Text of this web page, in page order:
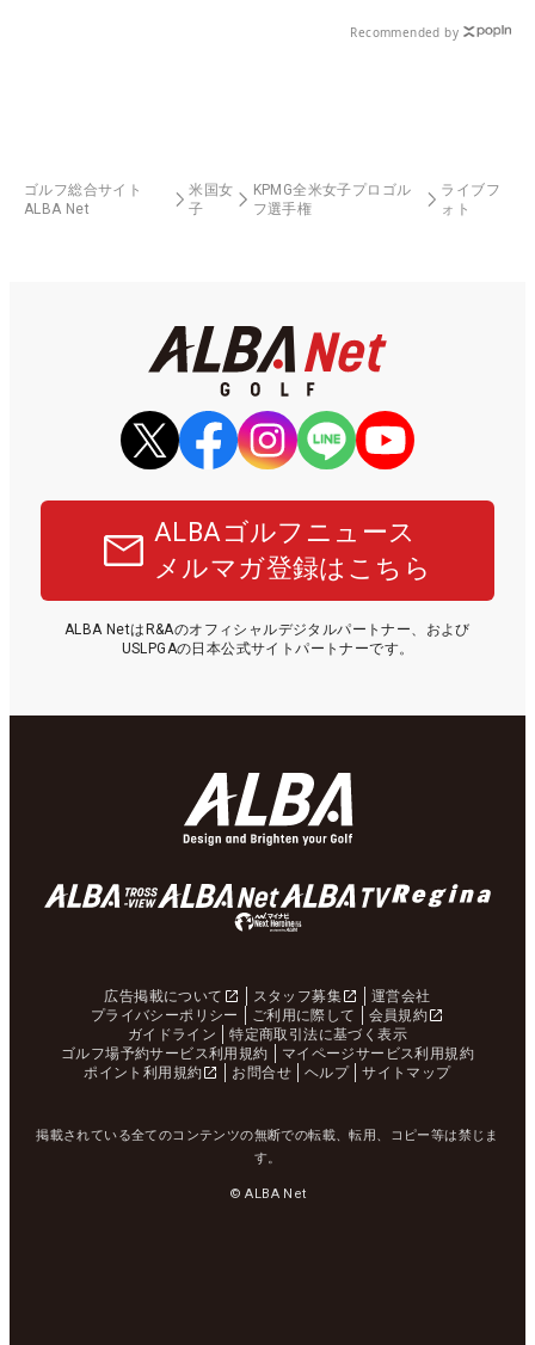
Recommended by
ゴルフ総合サイト
ALBA Net
米国女
子
KPMG全米女子プロゴル
フ選手権
ライブフ
ォト
ALBAゴルフニュース
メルマガ登録はこちら
ALBA NetはR&Aのオフィシャルデジタルパートナー、および
USLPGAの日本公式サイトパートナーです。
広告掲載について スタッフ募集
運営会社
プライバシーポリシー
ご利用に際して
会員規約
ガイドライン
特定商取引法に基づく表示
ゴルフ場予約サービス利用規約
マイページサービス利用規約
ポイント利用規約
お問合せ ヘルプ サイトマップ
掲載されている全てのコンテンツの無断での転載、転用、コピー等は禁じま
す。
© ALBA Net